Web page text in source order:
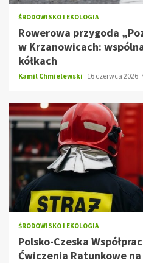
ŚRODOWISKO I EKOLOGIA
Rowerowa przygoda
w Krzanowicach:
kółkach
Kamil Chmielewski 16 czerwca 2026
ŚRODOWISKO I EKOLOGIA
Polsko-Czeska
Ćwiczenia Ratunkowe